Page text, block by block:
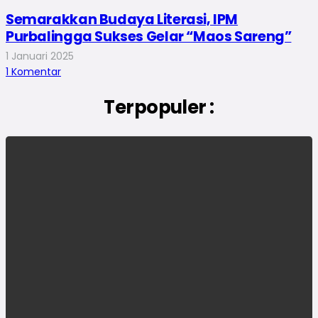
Semarakkan Budaya Literasi, IPM
Purbalingga Sukses Gelar “Maos Sareng”
1 Januari 2025
1 Komentar
Terpopuler :